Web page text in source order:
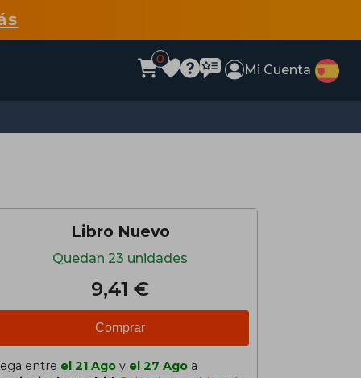
0
Mi Cuenta
Libro Nuevo
Quedan 23 unidades
9,41 €
Comprar
entre el 21 Ago y el 27 Ago a